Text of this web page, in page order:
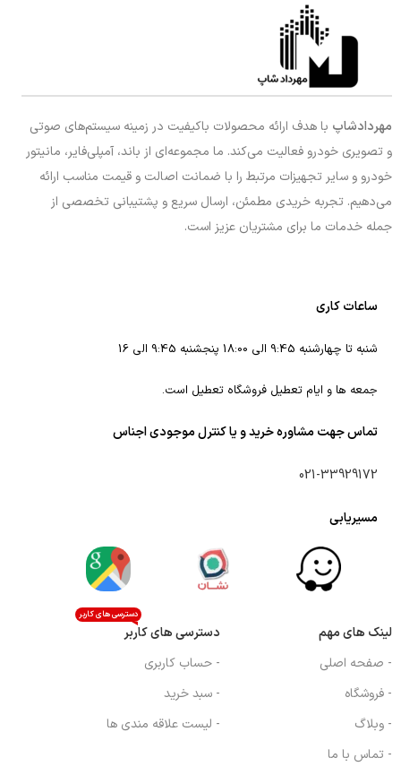
مهردادشاپ با هدف ارائه محصولات باکیفیت در زمینه سیستم‌های صوتی
و تصویری خودرو فعالیت می‌کند. ما مجموعه‌ای از باند، آمپلی‌فایر، مانیتور
خودرو و سایر تجهیزات مرتبط را با ضمانت اصالت و قیمت مناسب ارائه
می‌دهیم. تجربه خریدی مطمئن، ارسال سریع و پشتیبانی تخصصی از
جمله خدمات ما برای مشتریان عزیز است.
ساعات کاری
شنبه تا چهارشنبه 9:45 الی 18:00 پنجشنبه 9:45 الی 16
جمعه ها و ایام تعطیل فروشگاه تعطیل است.
تماس جهت مشاوره خرید و یا کنترل موجودی اجناس
021-33929172
مسیریابی
لینک های مهم
- صفحه اصلی
- فروشگاه
- وبلاگ
- تماس با ما
دسترسی های کاربر
دسترسی های کاربر
- حساب کاربری
- سبد خرید
- لیست علاقه مندی ها